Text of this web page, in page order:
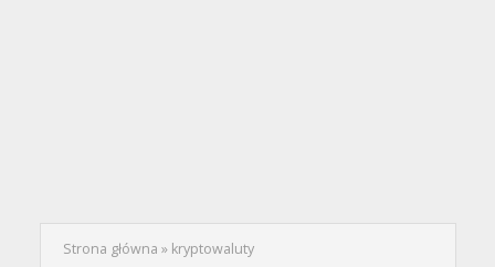
Strona główna » kryptowaluty